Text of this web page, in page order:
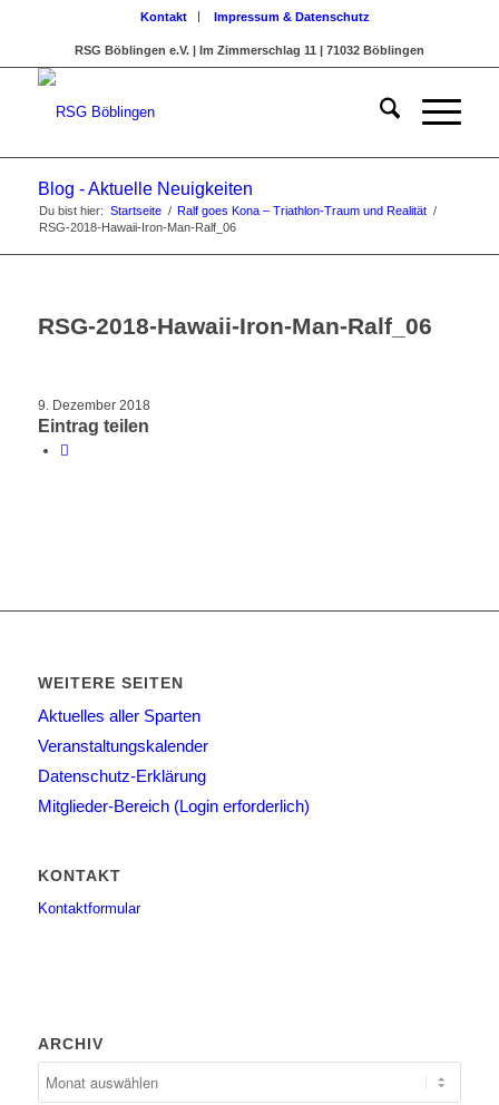
Kontakt Impressum & Datenschutz
RSG Böblingen e.V. | Im Zimmerschlag 11 | 71032 Böblingen
Blog - Aktuelle Neuigkeiten
Du bist hier: Startseite / Ralf goes Kona – Triathlon-Traum und Realität /
RSG-2018-Hawaii-Iron-Man-Ralf_06
RSG-2018-Hawaii-Iron-Man-Ralf_06
9. Dezember 2018
Eintrag teilen
WEITERE SEITEN
Aktuelles aller Sparten
Veranstaltungskalender
Datenschutz-Erklärung
Mitglieder-Bereich (Login erforderlich)
KONTAKT
Kontaktformular
ARCHIV